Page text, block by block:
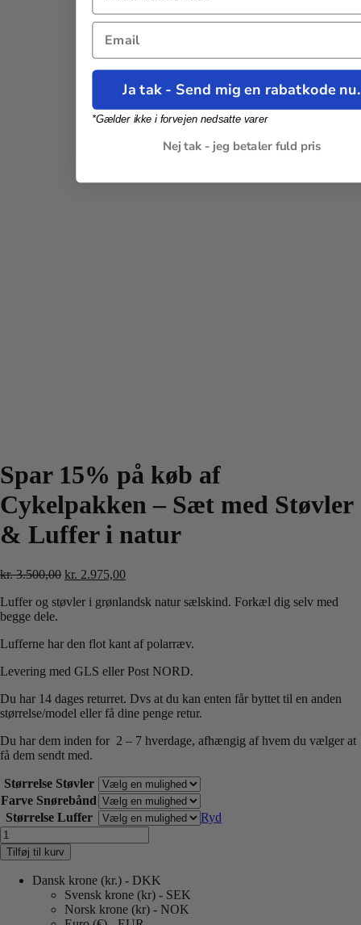
Spar 15% på køb af
Cykelpakken – Sæt med Støvler
& Luffer i natur
kr.3.500,00 Den
pris
kr. 2.975,00Den
pris
Luffer og støvler i grønlandsk natur sælskind. Forkæl dig selv med
begge dele.
Lufferne har den flot kant af polarræv.
Levering med GLS eller Post NORD.
Du har 14 dages returret. Dvs at du kan enten får byttet til en anden
størrelse/model eller få dine penge retur.
Du har dem inden for 2 – 7 hverdage, afhængig af hvem du vælger at
få dem sendt med.
Størrelse Støvler
Farve Snørebånd
Størrelse Luffer
Ryd
Spar
15%
på
Cykelpakken
Tilføj til kurv
Dansk krone (kr.) - DKK
Svensk krone (kr) - SEK
Norsk krone (kr) - NOK
Ja tak - Send mig en rabatkode nu.
*Gælder ikke i forvejen nedsatte varer
Nej tak - jeg betaler fuld pris